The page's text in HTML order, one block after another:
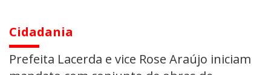
Cidadania
Prefeita Lacerda e vice Rose Araújo iniciam